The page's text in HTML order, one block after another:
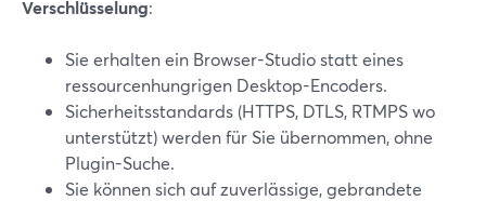
Verschlüsselung:
Sie erhalten ein Browser-Studio statt eines
ressourcenhungrigen Desktop-Encoders.
Sicherheitsstandards (HTTPS, DTLS, RTMPS wo
unterstützt) werden für Sie übernommen, ohne
Plugin-Suche.
Sie können sich auf zuverlässige, gebrandete